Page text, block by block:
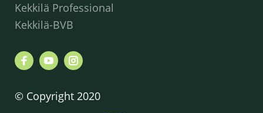
Kekkilä Professional
Kekkilä-BVB
© Copyright 2020